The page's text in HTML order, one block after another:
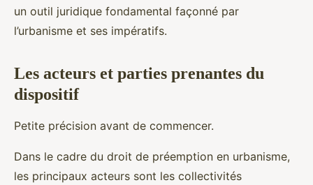
un outil juridique fondamental façonné par
l’urbanisme et ses impératifs.
Les acteurs et parties prenantes du
dispositif
Petite précision avant de commencer.
Dans le cadre du droit de préemption en urbanisme,
les principaux acteurs sont les collectivités